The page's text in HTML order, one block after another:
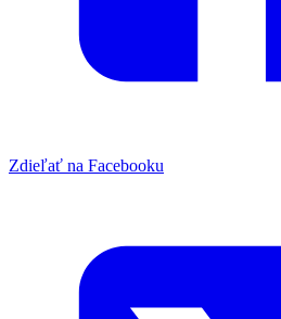
Zdieľať na Facebooku